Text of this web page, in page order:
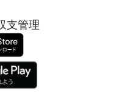
支管理